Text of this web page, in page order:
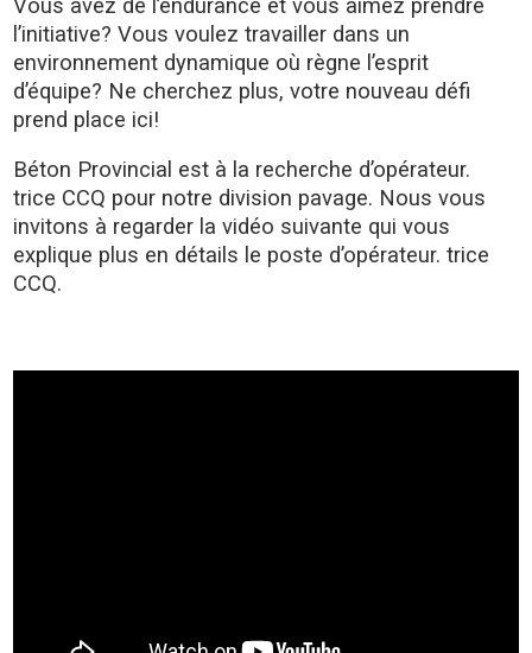
Vous avez de l’endurance et vous aimez prendre
l’initiative? Vous voulez travailler dans un
environnement dynamique où règne l’esprit
d’équipe? Ne cherchez plus, votre nouveau défi
prend place ici!
Béton Provincial est à la recherche d’opérateur.
trice CCQ pour notre division pavage. Nous vous
invitons à regarder la vidéo suivante qui vous
explique plus en détails le poste d’opérateur. trice
CCQ.